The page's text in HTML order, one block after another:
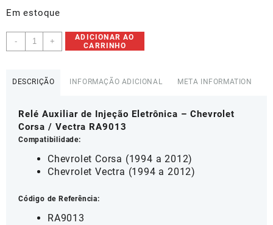
Em estoque
-
Rele
Auxiliar
Eletronica
Corsa
RA9013
quantidade
+
ADICIONAR AO
CARRINHO
DESCRIÇÃO INFORMAÇÃO ADICIONAL META INFORMATION
Relé Auxiliar de Injeção Eletrônica – Chevrolet
Corsa / Vectra RA9013
Compatibilidade:
Chevrolet Corsa (1994 a 2012)
Chevrolet Vectra (1994 a 2012)
Código de Referência:
RA9013